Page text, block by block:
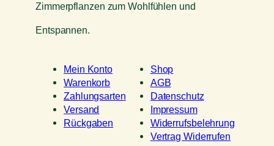
Zimmerpflanzen zum Wohlfühlen und
Entspannen.
Mein Konto
Warenkorb
Zahlungsarten
Versand
Rückgaben
Shop
AGB
Datenschutz
Impressum
Widerrufsbelehrung
Vertrag Widerrufen